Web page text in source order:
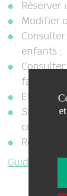
Réserver
Modifier
enfants ;
factures ;
Signaler
Régler
Guide